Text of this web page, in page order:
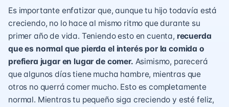
Es importante enfatizar que, aunque tu hijo todavía está
creciendo, no lo hace al mismo ritmo que durante su
primer año de vida. Teniendo esto en cuenta, recuerda
que es normal que pierda el interés por la comida o
prefiera jugar en lugar de comer. Asimismo, parecerá
que algunos días tiene mucha hambre, mientras que
otros no querrá comer mucho. Esto es completamente
normal. Mientras tu pequeño siga creciendo y esté feliz,